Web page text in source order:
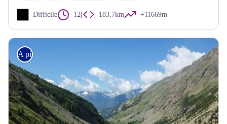
Difficile 12j 183,7km +11669m
A pied